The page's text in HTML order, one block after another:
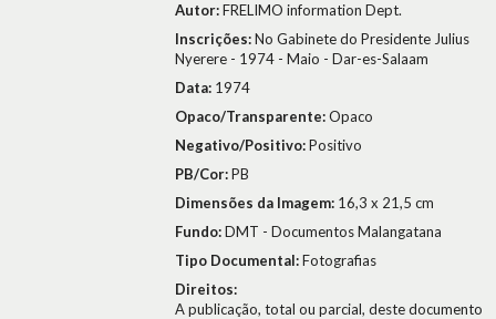
Autor:FRELIMO information Dept.
Inscrições:No Gabinete do Presidente Julius
Nyerere - 1974 - Maio - Dar-es-Salaam
Data: 1974
Opaco/Transparente:Opaco
Negativo/Positivo:Positivo
PB/Cor:PB
Dimensões da Imagem: 16,3 x 21,5 cm
Fundo:DMT - Documentos Malangatana
Tipo Documental:Fotografias
Direitos:
A publicação, total ou parcial, deste documento